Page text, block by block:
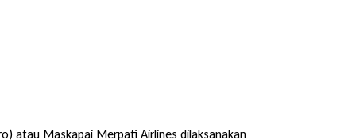
atau Maskapai Merpati Airlines dilaksanakan